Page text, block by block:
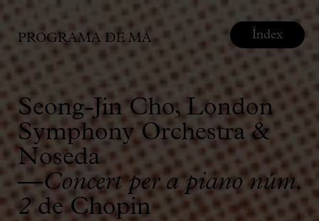
PROGRAMA DE MÀ
Seong-Jin Cho, London
Symphony Orchestra &
Noseda
—Concert per a piano núm.
2de Chopin
Índex